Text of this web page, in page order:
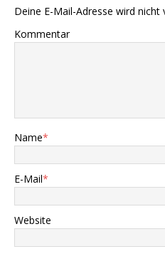
Deine E-Mail-Adresse wird nicht
Kommentar
Name*
E-Mail*
Website